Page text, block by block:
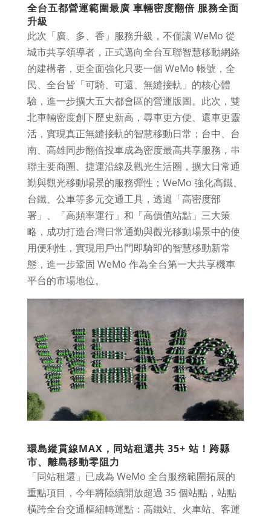
全台五都營運範圍最廣 車輛密度翻倍 服務全面
升級
此次「廣、多、香」服務升級，不僅讓 WeMo 從
城市共享領導者，正式邁向全台互聯智慧移動網絡
的建構者，更全面強化只要一個 WeMo 帳號，全
民、全台皆「可騎、可還、無縫接軌」的核心體
驗，進一步擴大五大都會區的營運版圖。此次，雙
北車輛密度創下歷史新高，尋車更方便、還車更靈
活，實現真正無縫接軌的智慧移動日常；台中、台
南、高雄同步翻倍投車成為密度最高共享服務，串
聯主要商圈、捷運沿線及觀光生活圈，擴大日常通
勤與觀光移動場景的服務彈性；WeMo 強化高鐵、
台鐵、公車等多元交通工具，透過「高密度部
署」、「高頻率運行」和「高價值站點」三大策
略，成功打造台灣日常通勤與觀光移動場景中的使
用便利性，實現用戶出門即騎即的智慧移動新常
態，進一步鞏固 WeMo 作為全台第一大共享機車
平台的市場地位。
環島縱貫線MAX，同站租還共 35+ 站！跨縣
市、離島移動零阻力
「同站租還」已成為 WeMo 全台服務範圍拓展的
重點項目，今年將陸續開放超過 35 個站點，站點
橫跨全台交通樞紐轉運點：高鐵站、火車站、客運